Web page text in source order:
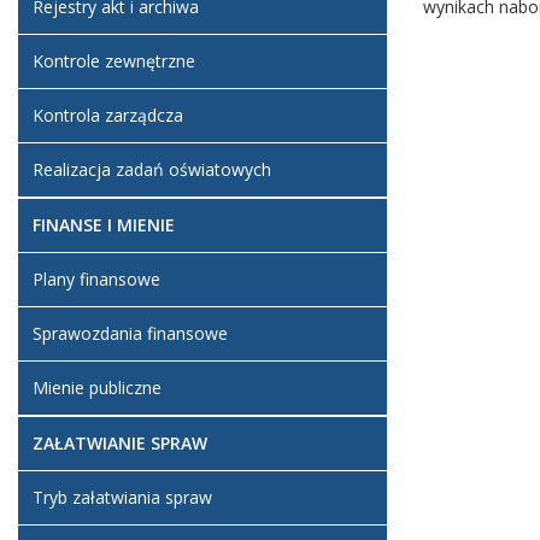
wynikach
Rejestry akt i archiwa
Kontrole zewnętrzne
Kontrola zarządcza
Realizacja zadań oświatowych
FINANSE I MIENIE
Plany finansowe
Sprawozdania finansowe
Mienie publiczne
ZAŁATWIANIE SPRAW
Tryb załatwiania spraw